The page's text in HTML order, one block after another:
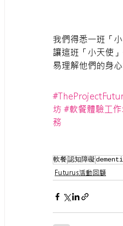
我們得悉一班「
讓這班「小天使
易理解他們的身心
坊 #軟餐體驗工
務
軟餐認知障礙
Futurus活動回顧